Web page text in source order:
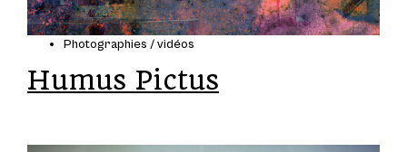
Photographies / vidéos
Humus Pictus